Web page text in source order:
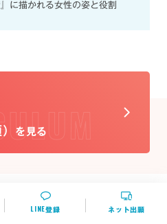
に描かれる女性の姿と役割
を見る
LINE登録 ネット出願